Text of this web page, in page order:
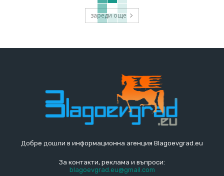
зареди още
Добре дошли в информационна агенция Blagoevgrad.eu
За контакти, реклама и въпроси:
blagoevgrad.eu@gmail.com